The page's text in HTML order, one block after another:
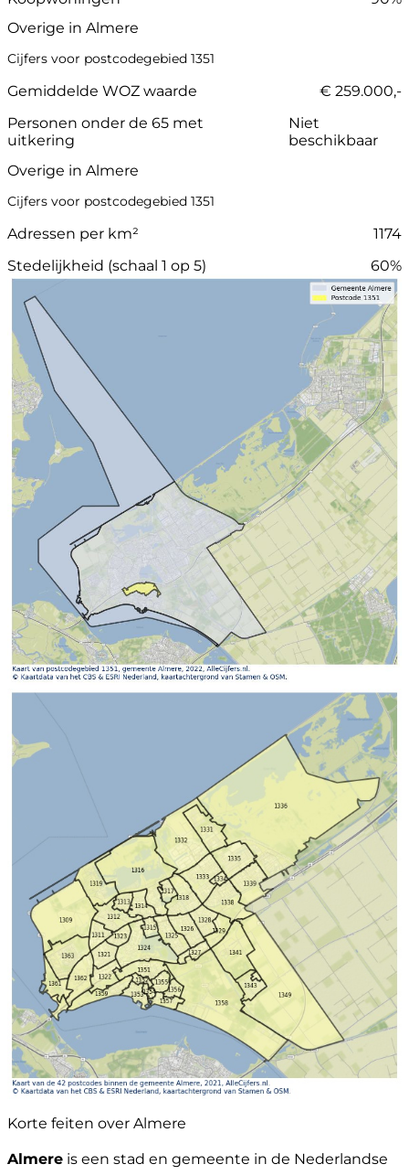
Overige in Almere
Cijfers voor postcodegebied 1351
Gemiddelde WOZ waarde
€ 259.000,-
Personen onder de 65 met
uitkering
Niet
beschikbaar
Overige in Almere
Cijfers voor postcodegebied 1351
Adressen per km²
1174
Stedelijkheid (schaal 1 op 5)
60%
Korte feiten over Almere
Almere is een stad en gemeente in de Nederlandse